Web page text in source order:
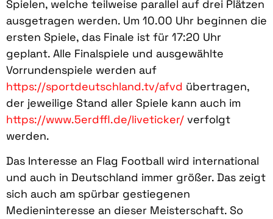
Spielen, welche teilweise parallel auf drei Plätzen
ausgetragen werden. Um 10.00 Uhr beginnen die
ersten Spiele, das Finale ist für 17:20 Uhr
geplant. Alle Finalspiele und ausgewählte
Vorrundenspiele werden auf
https://sportdeutschland.tv/afvd übertragen,
der jeweilige Stand aller Spiele kann auch im
https://www.5erdffl.de/liveticker/ verfolgt
werden.
Das Interesse an Flag Football wird international
und auch in Deutschland immer größer. Das zeigt
sich auch am spürbar gestiegenen
Medieninteresse an dieser Meisterschaft. So